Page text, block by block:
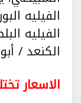
الفيليه البوري:
الفيليه
الكنعد / أبو
الاسعار